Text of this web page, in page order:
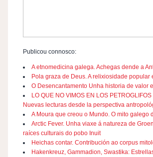
Publicou connosco:
A etnomedicina galega. Achegas dende a
Pola graza de Deus. A relixiosidade popular
O Desencantamento Unha historia de valor
LO QUE NO VIMOS EN LOS
Nuevas lecturas desde la perspectiva
A Moura que creou o Mundo. O mito galego
Arctic Fever. Unha viaxe á natureza de
raíces culturais do pobo Inuit
Heichas contar. Contribución ao corpus
Hakenkreuz, Gammadion, Swastika: